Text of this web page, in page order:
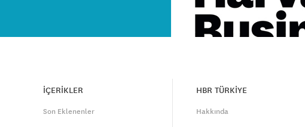
İÇERİKLER
Son Eklenenler
HBR TÜRKİYE
Hakkında